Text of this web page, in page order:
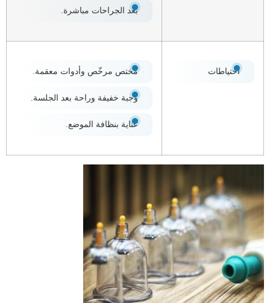
بعد الجراحات مباشرة.
احتياطات مختص مرخّص وأدوات معقمة.
وجبة خفيفة وراحة بعد الجلسة.
عناية بنظافة الموضع.